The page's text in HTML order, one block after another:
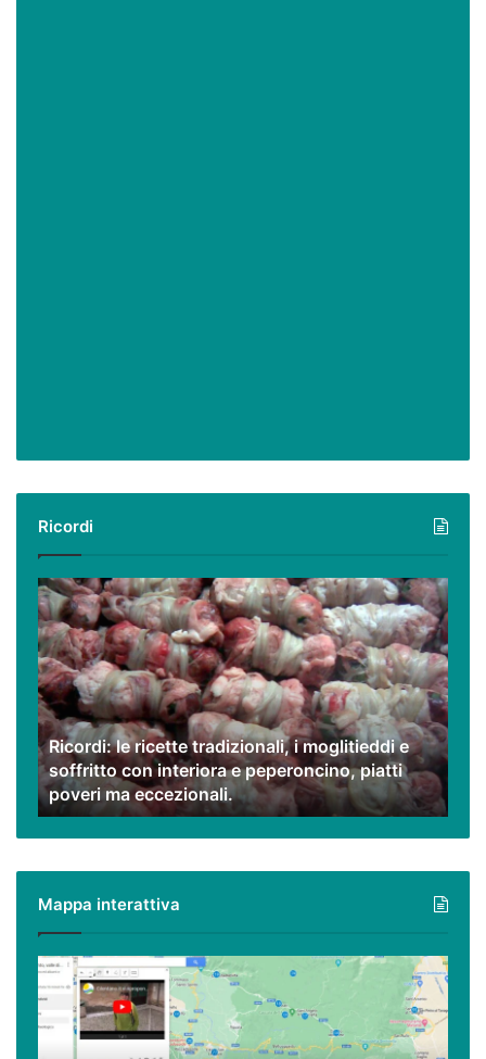
Ricordi
Ricordi:
le
ricette
tradizionali,
i
moglitieddi
e
soffritto
con
interiora
e
peperoncino,
ma
eccezionali.
Ricordi: le ricette tradizionali, i moglitieddi e
soffritto con interiora e peperoncino, piatti
poveri ma eccezionali.
Mappa interattiva
Cilento,
Vallo
di
Diano